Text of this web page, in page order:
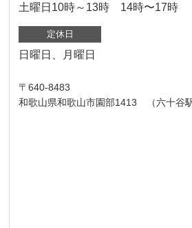
土曜日10時～13時 14時〜17時
定休日
日曜日、月曜日
〒640-8483
和歌山県和歌山市園部1413 （六十谷駅